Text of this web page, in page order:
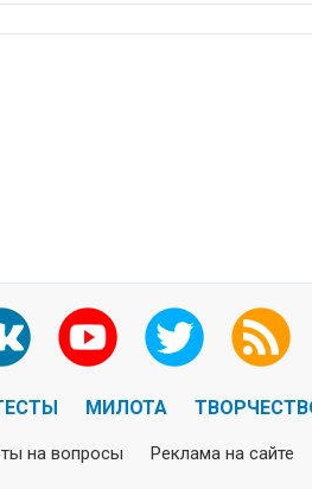
МИЛОТА
на вопросы Реклама на сайте